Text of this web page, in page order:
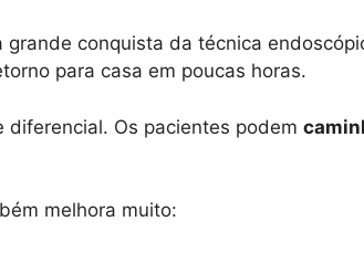
grande conquista da técnica
para casa em poucas horas.
Os pacientes podem
melhora muito: